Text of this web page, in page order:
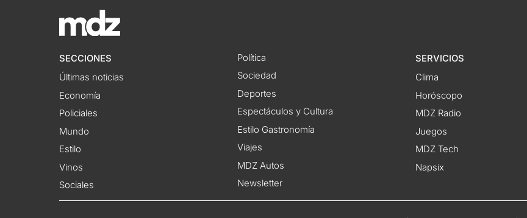
SECCIONES
Últimas noticias
Economía
Policiales
Mundo
Estilo
Vinos
Sociales
Política
Sociedad
Deportes
Espectáculos y Cultura
Estilo Gastronomía
Viajes
MDZ Autos
Newsletter
SERVICIOS
Clima
Horóscopo
MDZ Radio
Juegos
MDZ Tech
Napsix